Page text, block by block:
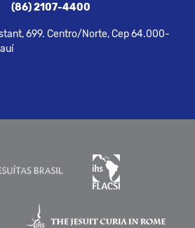
(86) 2107-4400
699. Centro/Norte, Cep 64.000-